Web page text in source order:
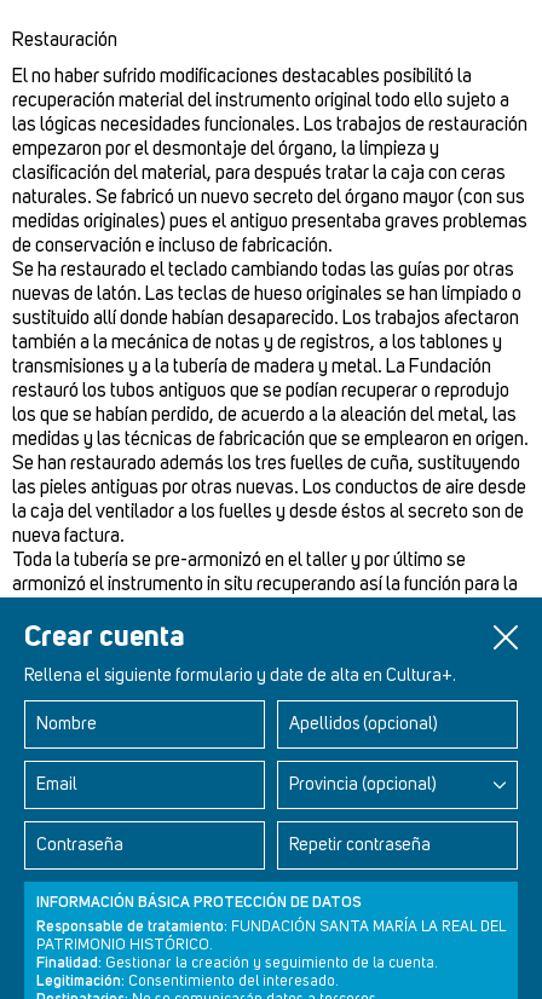
Crear cuenta
Rellena el siguiente formulario y date de alta en Cultura+.
Nombre Apellidos (opcional)
Email Provincia (opcional)
Contraseña Repetir contraseña
INFORMACIÓN BÁSICA PROTECCIÓN DE DATOS
Responsable de tratamiento: FUNDACIÓN SANTA MARÍA LA REAL DEL
PATRIMONIO HISTÓRICO.
Finalidad: Gestionar la creación y seguimiento de la cuenta.
Legitimación: Consentimiento del interesado.
Restauración
El no haber sufrido modificaciones destacables posibilitó la
recuperación material del instrumento original todo ello sujeto a
las lógicas necesidades funcionales. Los trabajos de restauración
empezaron por el desmontaje del órgano, la limpieza y
clasificación del material, para después tratar la caja con ceras
naturales. Se fabricó un nuevo secreto del órgano mayor (con sus
medidas originales) pues el antiguo presentaba graves problemas
de conservación e incluso de fabricación.
Se ha restaurado el teclado cambiando todas las guías por otras
nuevas de latón. Las teclas de hueso originales se han limpiado o
sustituido allí donde habían desaparecido. Los trabajos afectaron
también a la mecánica de notas y de registros, a los tablones y
transmisiones y a la tubería de madera y metal. La Fundación
restauró los tubos antiguos que se podían recuperar o reprodujo
los que se habían perdido, de acuerdo a la aleación del metal, las
medidas y las técnicas de fabricación que se emplearon en origen.
Se han restaurado además los tres fuelles de cuña, sustituyendo
las pieles antiguas por otras nuevas. Los conductos de aire desde
la caja del ventilador a los fuelles y desde éstos al secreto son de
nueva factura.
Toda la tubería se pre-armonizó en el taller y por último se
armonizó el instrumento in situ recuperando así la función para la
Retablos Renacentistas Este de León